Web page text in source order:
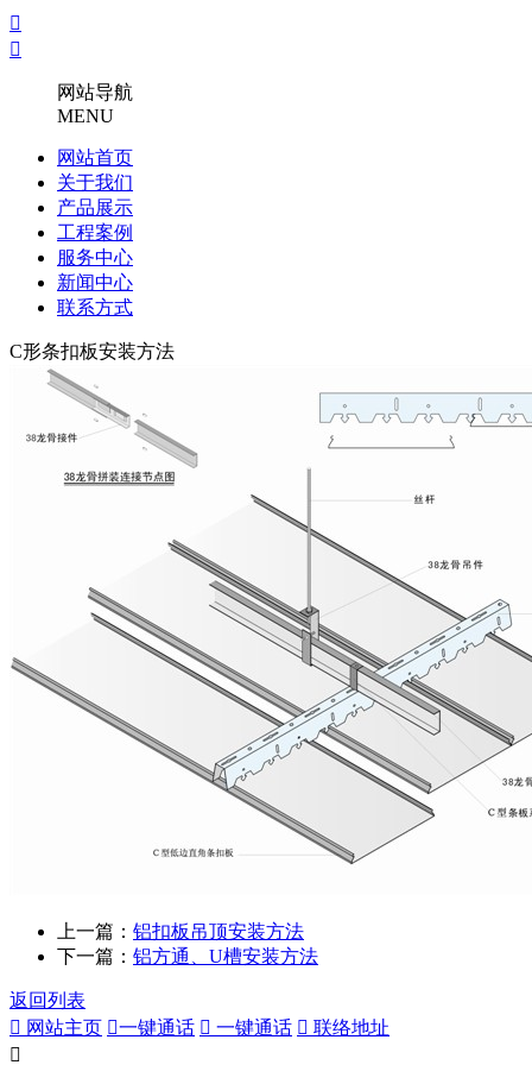


网站导航
MENU
网站首页
关于我们
产品展示
工程案例
服务中心
新闻中心
联系方式
C形条扣板安装方法
上一篇： 铝扣板吊顶安装方法
下一篇： 铝方通、U槽安装方法
返回列表
 网站主页 一键通话  一键通话  联络地址
